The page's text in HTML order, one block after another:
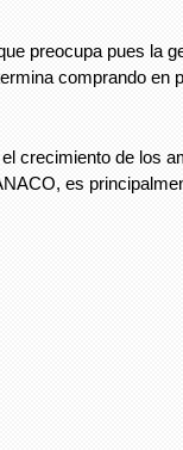
preocupa pues la
comprando en
crecimiento de los
es